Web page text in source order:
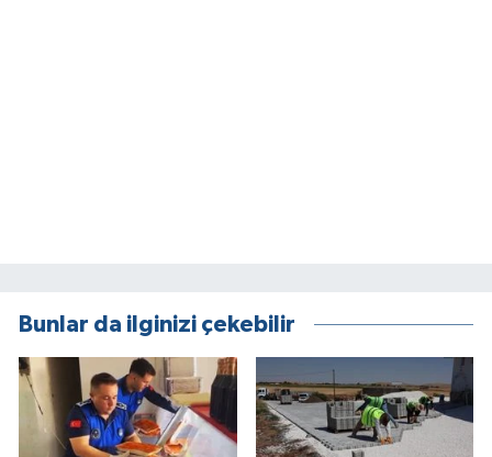
Bunlar da ilginizi çekebilir